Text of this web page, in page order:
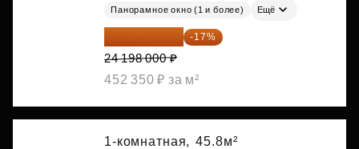
Панорамное окно (1 и более) Ещё
20 084 340 ₽ -17%
24 198 000 ₽
452 350 ₽ за м²
1-комнатная, 45.8м²